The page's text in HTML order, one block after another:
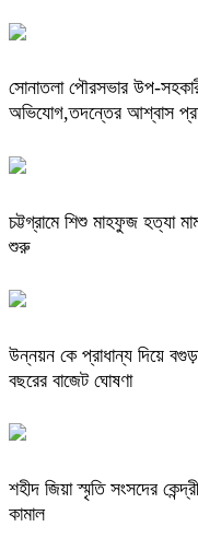
সোনাতলা পৌরসভার উপ-
অভিযোগ,তদন্তের আশ্বাস
চট্টগ্রামে শিশু মাহফুজ হত্যা
শুরু
উন্নয়ন কে প্রাধান্য দিয়ে
বছরের বাজেট ঘোষণা
শহীদ জিয়া স্মৃতি সংসদের
কামাল